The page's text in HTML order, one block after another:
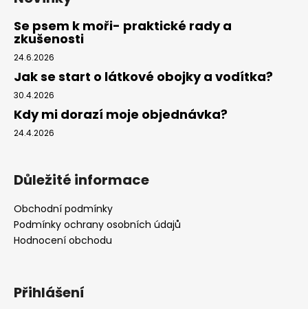
Se psem k moři- praktické rady a
zkušenosti
24.6.2026
Jak se start o látkové obojky a vodítka?
30.4.2026
Kdy mi dorazí moje objednávka?
24.4.2026
Důležité informace
Obchodní podmínky
Podmínky ochrany osobních údajů
Hodnocení obchodu
Přihlášení